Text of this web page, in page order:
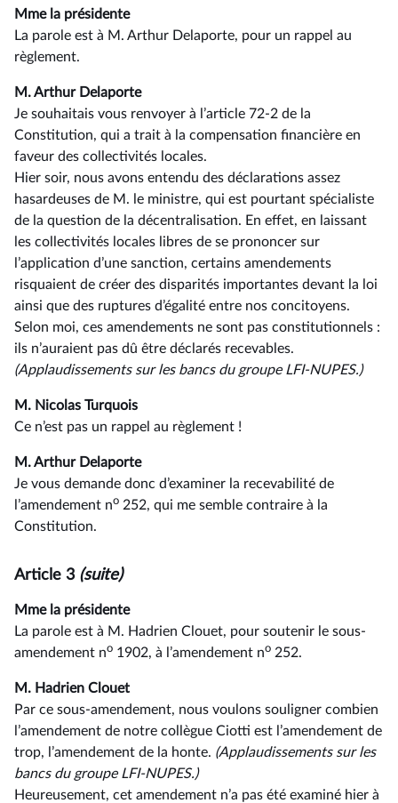
Mme la présidente
La parole est à M. Arthur Delaporte, pour un rappel au
règlement.
M. Arthur Delaporte
Je souhaitais vous renvoyer à l’article 72-2 de la
Constitution, qui a trait à la compensation financière en
faveur des collectivités locales.
Hier soir, nous avons entendu des déclarations assez
hasardeuses de M. le ministre, qui est pourtant spécialiste
de la question de la décentralisation. En effet, en laissant
les collectivités locales libres de se prononcer sur
l’application d’une sanction, certains amendements
risquaient de créer des disparités importantes devant la loi
ainsi que des ruptures d’égalité entre nos concitoyens.
Selon moi, ces amendements ne sont pas constitutionnels :
ils n’auraient pas dû être déclarés recevables.
(Applaudissements sur les bancs du groupe LFI-NUPES.)
M. Nicolas Turquois
Ce n’est pas un rappel au règlement !
M. Arthur Delaporte
Je vous demande donc d’examiner la recevabilité de
l’amendement no 252, qui me semble contraire à la
Constitution.
Article 3 (suite)
Mme la présidente
La parole est à M. Hadrien Clouet, pour soutenir le sous-
amendement no 1902, à l’amendement no 252.
M. Hadrien Clouet
Par ce sous-amendement, nous voulons souligner combien
l’amendement de notre collègue Ciotti est l’amendement de
trop, l’amendement de la honte. (Applaudissements sur les
bancs du groupe LFI-NUPES.)
Heureusement, cet amendement n’a pas été examiné hier à